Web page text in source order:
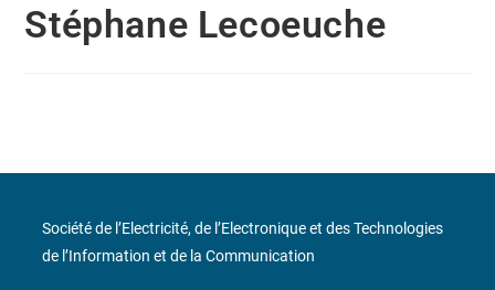
Stéphane Lecoeuche
Société de l’Electricité, de l’Electronique et des Technologies
de l’Information et de la Communication